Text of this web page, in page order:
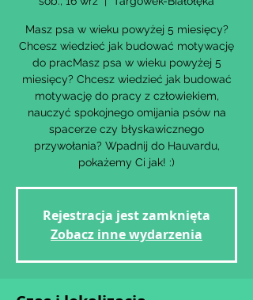
Masz psa w wieku powyżej 5 miesięcy?
Chcesz wiedzieć jak budować motywację
do pracMasz psa w wieku powyżej 5
miesięcy? Chcesz wiedzieć jak budować
motywację do pracy z człowiekiem,
nauczyć spokojnego omijania psów na
spacerze czy błyskawicznego
przywołania? Wpadnij do Hauvardu,
Rejestracja jest zamknięta
Zobacz inne wydarzenia